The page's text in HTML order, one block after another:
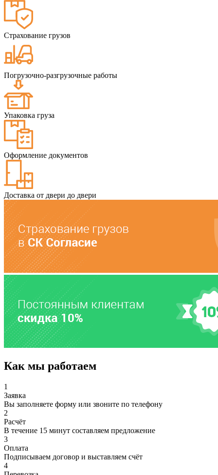
Страхование грузов
Погрузочно-разгрузочные работы
Упаковка груза
Оформление документов
Доставка от двери до двери
Как мы работаем
1
Заявка
Вы заполняете форму или звоните по телефону
2
Расчёт
В течение 15 минут составляем предложение
3
Оплата
Подписываем договор и выставляем счёт
4